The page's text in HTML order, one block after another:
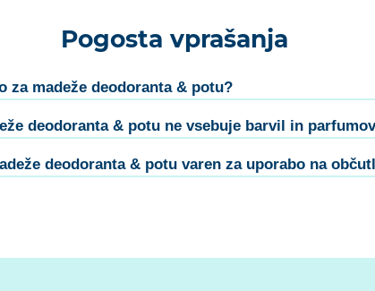
Pogosta vprašanja
za madeže deodoranta & potu?
deodoranta & potu ne vsebuje barvil in
deodoranta & potu varen za uporabo na